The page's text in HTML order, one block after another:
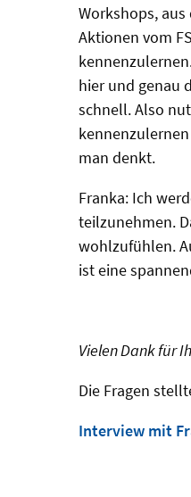
Workshops,
Aktionen vom
hier und genau
schnell. Also
man denkt.
Franka: Ich
teilzunehmen.
wohlzufühlen.
ist eine
Vielen Dank für
Die Fragen
Interview mit